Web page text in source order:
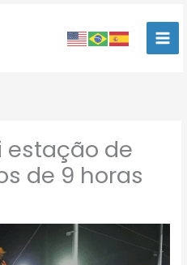
estação de
de 9 horas